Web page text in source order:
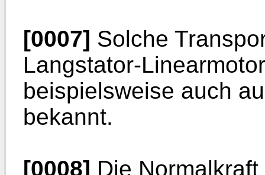
[0007] Solche
Langstator-
beispielsweise auch
bekannt.
[0008] Die